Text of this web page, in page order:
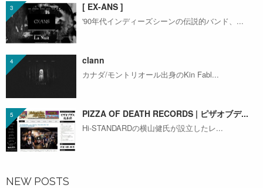
[ EX-ANS ]
'90年代インディーズシーンの伝説的バンド、...
clann
カナダ/モントリオール出身のKin Fabl...
PIZZA OF DEATH RECORDS | ピザオブデ...
Hi-STANDARDの横山健氏が設立したレ...
NEW POSTS